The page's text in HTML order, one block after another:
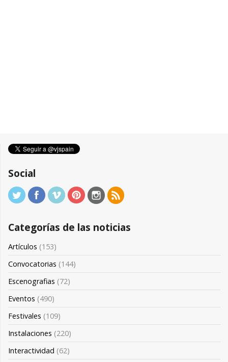
Social
Categorías de las noticias
Artículos (153)
Convocatorias (144)
Escenografias (72)
Eventos (490)
Festivales (109)
Instalaciones (220)
Interactividad (62)